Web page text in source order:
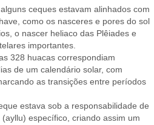
ceques estavam alinhados com
como os nasceres e pores do sol
o nascer heliaco das Plêiades e
importantes.
328 huacas correspondiam
de um calendário solar, com
as transições entre períodos
estava sob a responsabilidade de
específico, criando assim um